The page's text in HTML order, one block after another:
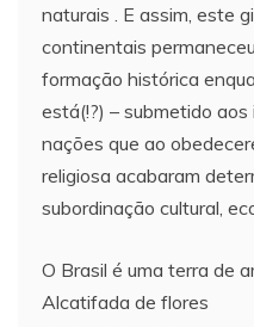
naturais . E assim, este
continentais
formação histórica
está(!?) – submetido
nações que ao
religiosa acabaram
subordinação cultural,
O Brasil é uma terra de
Alcatifada de flores